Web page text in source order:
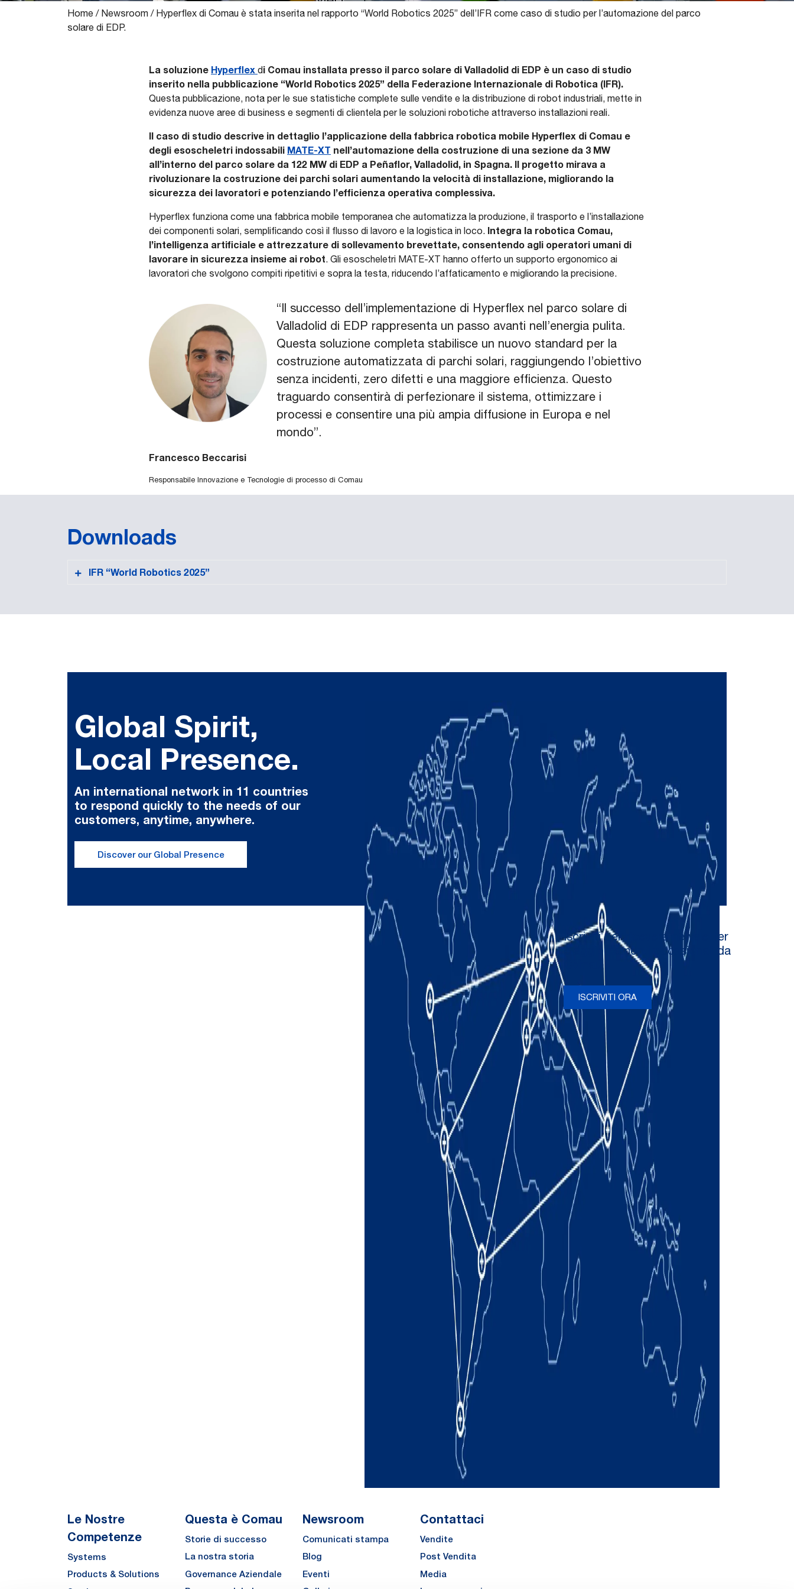
Home / Newsroom / Hyperflex di Comau è stata inserita nel rapporto “World Robotics 2025” dell’IFR come caso di studio per l’automazione del parco
solare di EDP.
La soluzione Hyperflex di Comau installata presso il parco solare di Valladolid di EDP è un caso di studio
inserito nella pubblicazione “World Robotics 2025” della Federazione Internazionale di Robotica (IFR).
Questa pubblicazione, nota per le sue statistiche complete sulle vendite e la distribuzione di robot industriali, mette in
evidenza nuove aree di business e segmenti di clientela per le soluzioni robotiche attraverso installazioni reali.
Il caso di studio descrive in dettaglio l’applicazione della fabbrica robotica mobile Hyperflex di Comau e
degli esoscheletri indossabili MATE-XT nell’automazione della costruzione di una sezione da 3 MW
all’interno del parco solare da 122 MW di EDP a Peñaflor, Valladolid, in Spagna. Il progetto mirava a
rivoluzionare la costruzione dei parchi solari aumentando la velocità di installazione, migliorando la
sicurezza dei lavoratori e potenziando l’efficienza operativa complessiva.
Hyperflex funziona come una fabbrica mobile temporanea che automatizza la produzione, il trasporto e l’installazione
dei componenti solari, semplificando così il flusso di lavoro e la logistica in loco. Integra la robotica Comau,
l’intelligenza artificiale e attrezzature di sollevamento brevettate, consentendo agli operatori umani di
lavorare in sicurezza insieme ai robot. Gli esoscheletri MATE-XT hanno offerto un supporto ergonomico ai
lavoratori che svolgono compiti ripetitivi e sopra la testa, riducendo l’affaticamento e migliorando la precisione.
“Il successo dell’implementazione di Hyperflex nel parco solare di
Valladolid di EDP rappresenta un passo avanti nell’energia pulita.
Questa soluzione completa stabilisce un nuovo standard per la
costruzione automatizzata di parchi solari, raggiungendo l’obiettivo
senza incidenti, zero difetti e una maggiore efficienza. Questo
traguardo consentirà di perfezionare il sistema, ottimizzare i
processi e consentire una più ampia diffusione in Europa e nel
mondo”.
Francesco Beccarisi
Responsabile Innovazione e Tecnologie di processo di Comau
Downloads
IFR “World Robotics 2025”
Global Spirit,
Local Presence.
An international network in 11 countries
to respond quickly to the needs of our
customers, anytime, anywhere.
Discover our Global Presence
Le Nostre
Competenze
Systems
Products & Solutions
Questa è Comau
Storie di successo
La nostra storia
Governance Aziendale
Newsroom
Comunicati stampa
Blog
Eventi
Contattaci
Vendite
Post Vendita
Media
Iscriviti per ricevere newsletter
e aggiornamenti occasionali da
ISCRIVITI ORA